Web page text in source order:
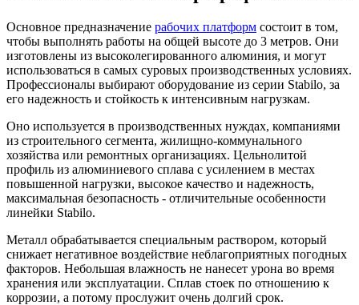
Основное предназначение рабочих платформ состоит в том,
чтобы выполнять работы на общей высоте до 3 метров. Они
изготовлены из высоколегированного алюминия, и могут
использоваться в самых суровых производственных условиях.
Профессионалы выбирают оборудование из серии Stabilo, за
его надежность и стойкость к интенсивным нагрузкам.
Оно используется в производственных нуждах, компаниями
из строительного сегмента, жилищно-коммунального
хозяйства или ремонтных организациях. Цельнолитой
профиль из алюминиевого сплава с усилением в местах
повышенной нагрузки, высокое качество и надежность,
максимальная безопасность - отличительные особенности
линейки Stabilo.
Металл обрабатывается специальным раствором, который
снижает негативное воздействие неблагоприятных погодных
факторов. Небольшая влажность не нанесет урона во время
хранения или эксплуатации. Сплав стоек по отношению к
коррозии, а потому прослужит очень долгий срок.